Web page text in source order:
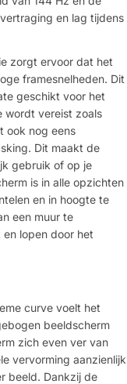
en lag tijdens
zorgt ervoor dat het
framesnelheden. Dit
geschikt voor het
wordt vereist zoals
ook nog eens
Dit maakt de
gebruik of op je
is in alle opzichten
en in hoogte te
een muur te
lopen door het
curve voelt het
beeldscherm
zich even ver van
vervorming aanzienlijk
beeld. Dankzij de